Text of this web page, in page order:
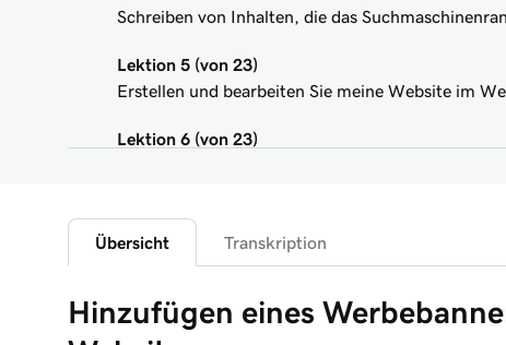
Schreiben von Inhalten, die das
Lektion 5 (von 23)
Erstellen und bearbeiten Sie meine Website im
Lektion 6 (von 23)
Fügen Sie meiner Website + Marketing-Website
Bearbeiten von Inhalten in einem Bereich oder
Übersicht Transkription
Hinzufügen eines